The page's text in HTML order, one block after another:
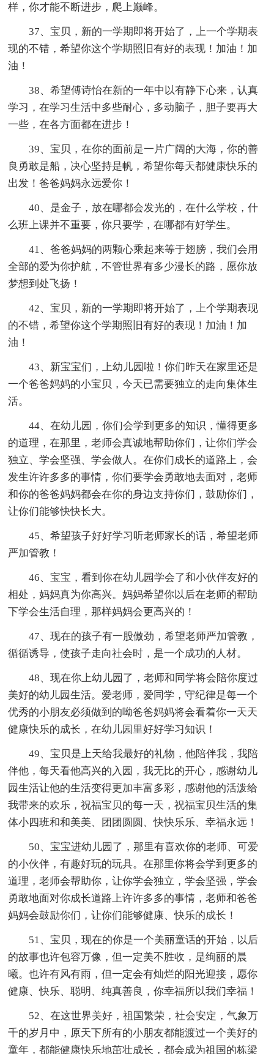
样，你才能不断进步，爬上巅峰。
37、宝贝，新的一学期即将开始了，上一个学期表
现的不错，希望你这个学期照旧有好的表现！加油！加
油！
38、希望傅诗怡在新的一年中以有静下心来，认真
学习，在学习生活中多些耐心，多动脑子，胆子要再大
一些，在各方面都在进步！
39、宝贝，在你的面前是一片广阔的大海，你的善
良勇敢是船，决心坚持是帆，希望你每天都健康快乐的
出发！爸爸妈妈永远爱你！
40、是金子，放在哪都会发光的，在什么学校，什
么班上课并不重要，你只要学，在哪都有好学生。
41、爸爸妈妈的两颗心乘起来等于翅膀，我们会用
全部的爱为你护航，不管世界有多少漫长的路，愿你放
梦想到处飞扬！
42、宝贝，新的一学期即将开始了，上个学期表现
的不错，希望你这个学期照旧有好的表现！加油！加
油！
43、新宝宝们，上幼儿园啦！你们昨天在家里还是
一个爸爸妈妈的小宝贝，今天已需要独立的走向集体生
活。
44、在幼儿园，你们会学到更多的知识，懂得更多
的道理，在那里，老师会真诚地帮助你们，让你们学会
独立、学会坚强、学会做人。在你们成长的道路上，会
发生许许多多的事情，你们要学会勇敢地去面对，老师
和你的爸爸妈妈都会在你的身边支持你们，鼓励你们，
让你们能够快快长大。
45、希望孩子好好学习听老师家长的话，希望老师
严加管教！
46、宝宝，看到你在幼儿园学会了和小伙伴友好的
相处，妈妈真为你高兴。妈妈希望你以后在老师的帮助
下学会生活自理，那样妈妈会更高兴的！
47、现在的孩子有一股傲劲，希望老师严加管教，
循循诱导，使孩子走向社会时，是一个成功的人材。
48、现在你上幼儿园了，老师和同学将会陪你度过
美好的幼儿园生活。爱老师，爱同学，守纪律是每一个
优秀的小朋友必须做到的呦爸爸妈妈将会看着你一天天
健康快乐的成长，在幼儿园里好好学习知识！
49、宝贝是上天给我最好的礼物，他陪伴我，我陪
伴他，每天看他高兴的入园，我无比的开心，感谢幼儿
园生活让他的生活变得更加丰富多彩，感谢他的活泼给
我带来的欢乐，祝福宝贝的每一天，祝福宝贝生活的集
体小四班和和美美、团团圆圆、快快乐乐、幸福永远！
50、宝宝进幼儿园了，那里有喜欢你的老师、可爱
的小伙伴，有趣好玩的玩具。在那里你将会学到更多的
道理，老师会帮助你，让你学会独立，学会坚强，学会
勇敢地面对你成长道路上许许多多的事情，老师和爸爸
妈妈会鼓励你们，让你们能够健康、快乐的成长！
51、宝贝，现在的你是一个美丽童话的开始，以后
的故事也许包容万像，但一定美不胜收，是绚丽的晨
曦。也许有风有雨，但一定会有灿烂的阳光迎接，愿你
健康、快乐、聪明、纯真善良，你幸福所以我们幸福！
52、在这世界美好，祖国繁荣，社会安定，气象万
千的岁月中，原天下所有的小朋友都能渡过一个美好的
童年，都能健康快乐地茁壮成长，都会成为祖国的栋梁